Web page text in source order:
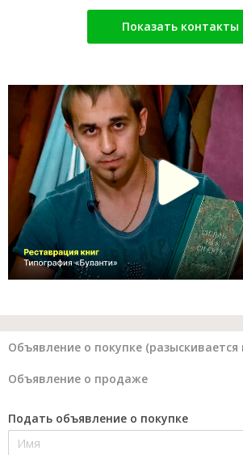
Показать контакты
Объявление о покупке (разыскивается
Объявление о продаже
Подать объявление о покупке